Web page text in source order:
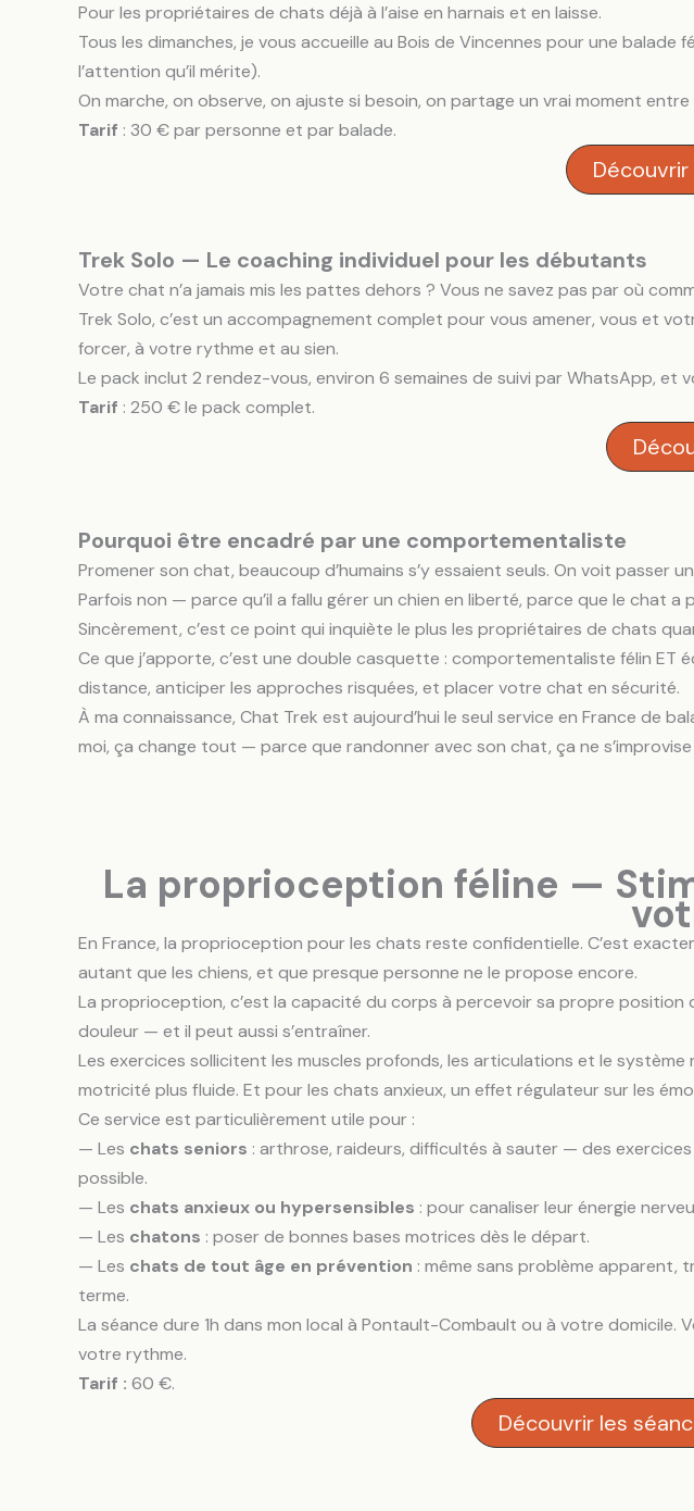
Pour les propriétaires de chats déjà à l’aise en harnais et en laisse.
Tous les dimanches, je vous accueille au Bois de Vincennes pour une
l’attention qu’il mérite).
On marche, on observe, on ajuste si besoin, on partage un vrai moment
Tarif : 30 € par personne et par balade.
Trek Solo — Le coaching individuel pour les débutants
Votre chat n’a jamais mis les pattes dehors ? Vous ne savez pas par où
Trek Solo, c’est un accompagnement complet pour vous amener, vous et
forcer, à votre rythme et au sien.
Le pack inclut 2 rendez-vous, environ 6 semaines de suivi par WhatsApp, et
Tarif : 250 € le pack complet.
Pourquoi être encadré par une comportementaliste
Promener son chat, beaucoup d’humains s’y essaient seuls. On voit passer
Parfois non — parce qu’il a fallu gérer un chien en liberté, parce que le chat a
Sincèrement, c’est ce point qui inquiète le plus les propriétaires de chats
Ce que j’apporte, c’est une double casquette : comportementaliste félin ET
distance, anticiper les approches risquées, et placer votre chat en sécurité.
À ma connaissance, Chat Trek est aujourd’hui le seul service en France de
moi, ça change tout — parce que randonner avec son chat, ça ne s’improvise
La proprioception féline —
En France, la proprioception pour les chats reste confidentielle. C’est
autant que les chiens, et que presque personne ne le propose encore.
La proprioception, c’est la capacité du corps à percevoir sa propre position
douleur — et il peut aussi s’entraîner.
Les exercices sollicitent les muscles profonds, les articulations et le
motricité plus fluide. Et pour les chats anxieux, un effet régulateur sur les
Ce service est particulièrement utile pour :
— Les chats seniors : arthrose, raideurs, difficultés à sauter — des
possible.
— Les chats anxieux ou hypersensibles : pour canaliser leur énergie
— Les chatons : poser de bonnes bases motrices dès le départ.
— Les chats de tout âge en prévention : même sans problème apparent,
terme.
La séance dure 1h dans mon local à Pontault-Combault ou à votre
votre rythme.
Tarif : 60 €.
Découvrir les